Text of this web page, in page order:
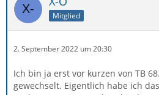
Mitglied
2. September 2022 um 20:30
Ich bin ja erst vor kurzen von TB
gewechselt. Eigentlich habe ich